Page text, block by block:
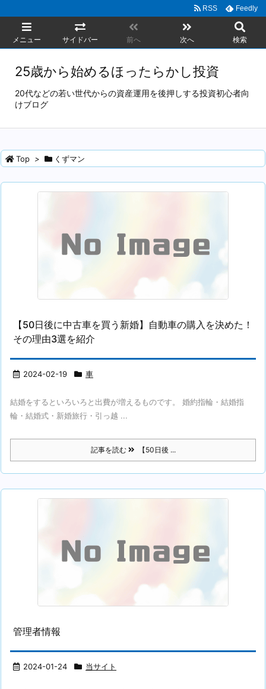
メニュー サイドバー 前へ 次へ 検索
RSS Feedly
25歳から始めるほったらかし投資
20代などの若い世代からの資産運用を後押しする投資初心者向
けブログ
Top > くずマン
【50日後に中古車を買う新婚】自動車の購入を決めた！
その理由3選を紹介
2024-02-19 車
結婚をするといろいろと出費が増えるものです。 婚約指輪・結婚指
輪・結婚式・新婚旅行・引っ越 ...
記事を読む 【50日後 ...
管理者情報
2024-01-24 当サイト